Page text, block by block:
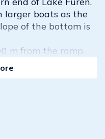
larger boats as the
of the bottom is
m from the ramp.